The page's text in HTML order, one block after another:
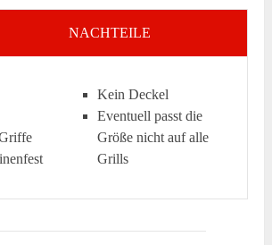
NACHTEILE
Kein Deckel
Eventuell passt die
Größe nicht auf alle
Grills